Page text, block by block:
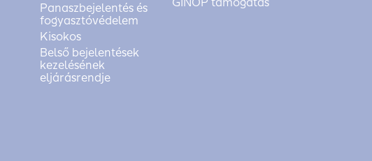
Panaszbejelentés és
fogyasztóvédelem
Kisokos
Belső bejelentések
kezelésének
eljárásrendje